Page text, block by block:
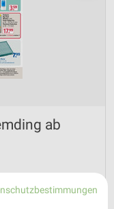
ab